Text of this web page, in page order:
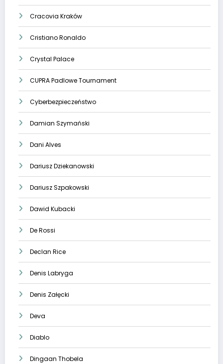
Cracovia Kraków
Cristiano Ronaldo
Crystal Palace
CUPRA Padlowe Tournament
Cyberbezpieczeństwo
Damian Szymański
Dani Alves
Dariusz Dziekanowski
Dariusz Szpakowski
Dawid Kubacki
De Rossi
Declan Rice
Denis Labryga
Denis Załęcki
Deva
Diablo
Dingaan Thobela